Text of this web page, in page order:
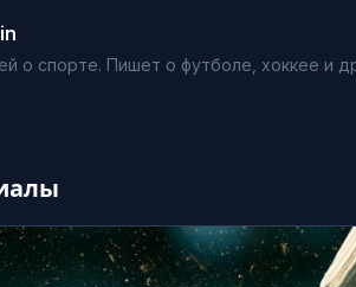
о спорте. Пишет о футболе, хоккее и